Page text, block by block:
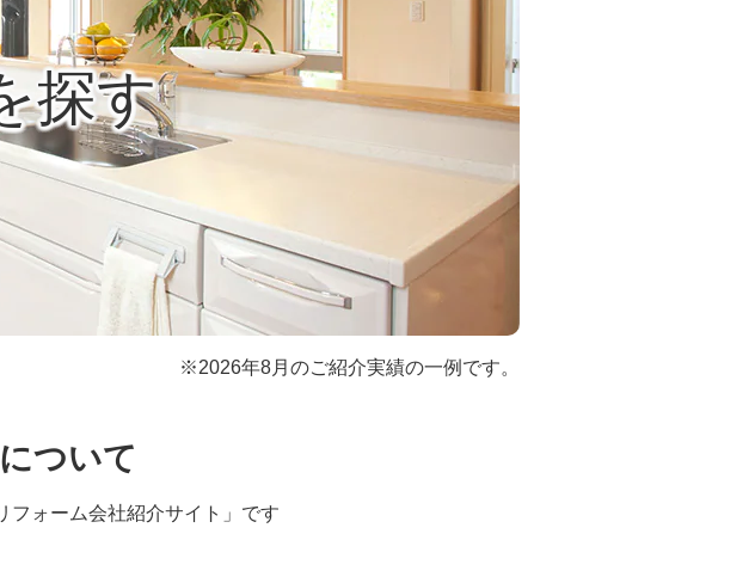
探す
※2026年8月のご紹介実績の一例です。
について
フォーム会社紹介サイト」です